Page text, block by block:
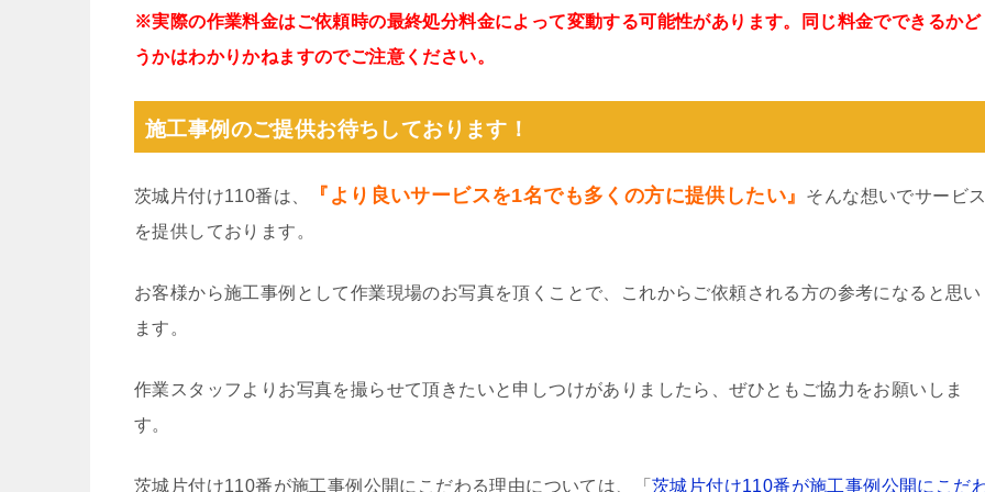
※実際の作業料金はご依頼時の最終処分料金によって変動する可能性があります。同じ料金でできるかど
うかはわかりかねますのでご注意ください。
施工事例のご提供お待ちしております！
茨城片付け110番は、 『より良いサービスを1名でも多くの方に提供したい』
そんな想いでサービ
を提供しております。
お客様から施工事例として作業現場のお写真を頂くことで、これからご依頼される方の参考になると思い
ます。
作業スタッフよりお写真を撮らせて頂きたいと申しつけがありましたら、ぜひともご協力をお願いしま
す。
茨城片付け110番が施工事例公開にこだわる理由については、「 茨城片付け110番が施工事例公開にこだ